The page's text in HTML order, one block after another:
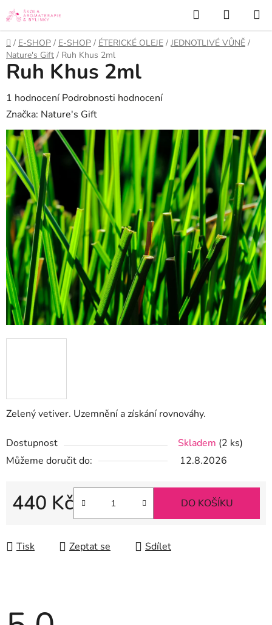
Přejít
na
obsah
Hledat
KOŠÍK
Domů
/ E-SHOP / E-SHOP / ÉTERICKÉ OLEJE / JEDNOTLIVÉ VŮNĚ /
Nature's Gift / Ruh Khus 2ml
Zelený vetiver. Uzemnění a získání rovnováhy.
Dostupnost Skladem (2 ks)
Můžeme doručit do:
12.8.2026
440 Kč DO KOŠÍKU
Tisk Zeptat se Sdílet
Ruh Khus 2ml
Průměrné
hodnocení
produktu
je
5,0
z
5
hvězdiček.
1 hodnocení Podrobnosti hodnocení
Značka: Nature's Gift